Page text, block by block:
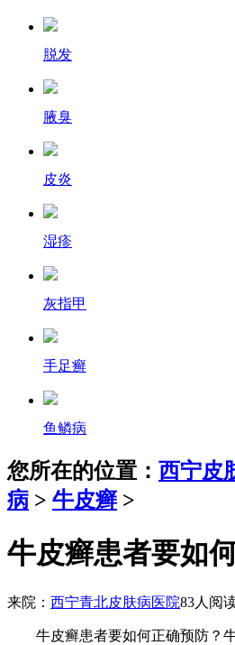
脱发
腋臭
皮炎
湿疹
灰指甲
手足癣
鱼鳞病
您所在的位置： 西宁皮
病 > 牛皮癣 >
牛皮癣患者要如
来院： 西宁青北皮肤病医院83人阅
牛皮癣患者要如何正确预防？牛